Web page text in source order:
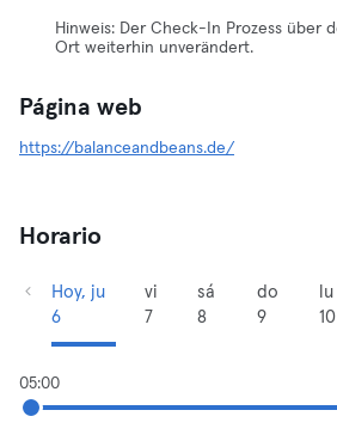
Hinweis: Der Check-In Prozess über
Ort weiterhin unverändert.
Página web
https://balanceandbeans.de/
Horario
Hoy, ju
6
vi
7
sá
8
do
9
lu
10
05:00